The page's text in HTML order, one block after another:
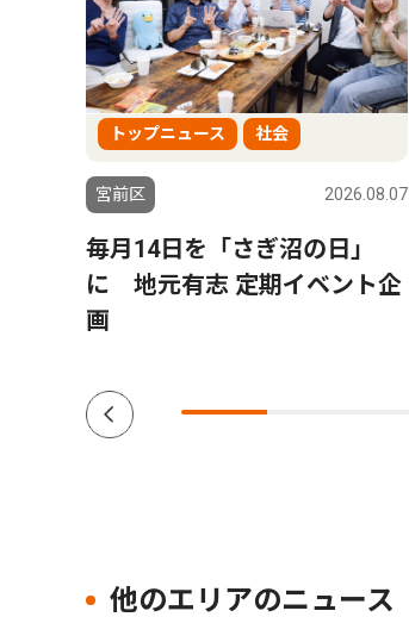
トップニュース 社会
宮前区 2026.08.07
毎月14日を「さぎ沼の日」
に 地元有志 定期イベント企
画
他のエリアのニュース